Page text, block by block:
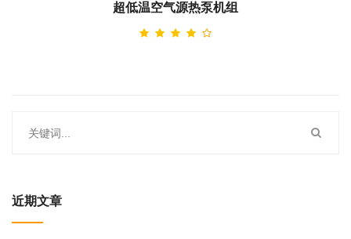
超低温空气源热泵机组
近期文章